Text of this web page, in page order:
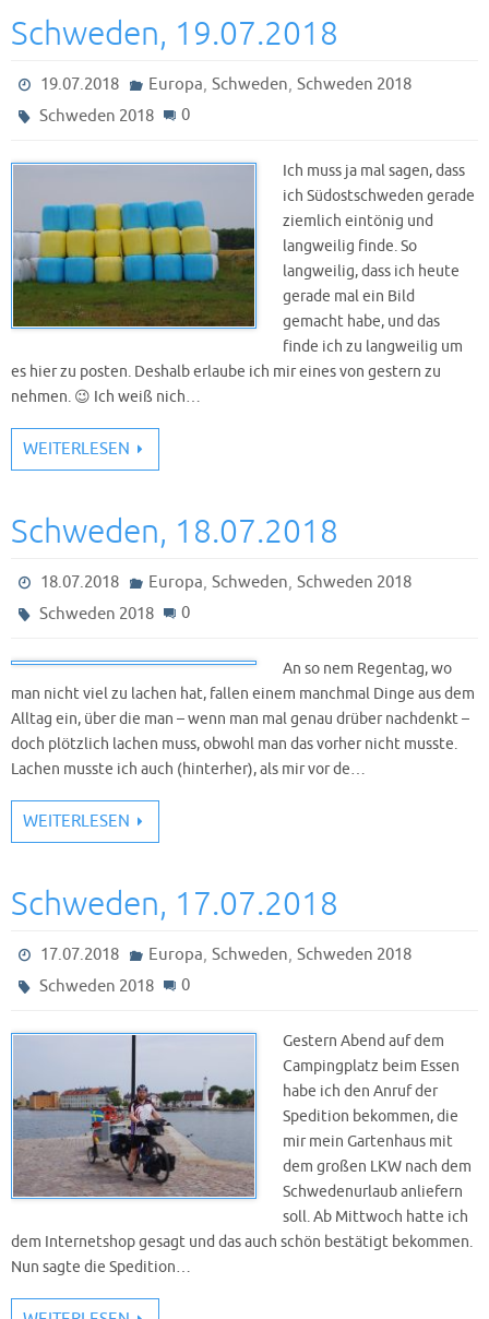
Schweden, 19.07.2018
19.07.2018 Europa, Schweden, Schweden 2018
Schweden 2018
0
Ich muss ja mal sagen, dass
ich Südostschweden gerade
ziemlich eintönig und
langweilig finde. So
langweilig, dass ich heute
gerade mal ein Bild
gemacht habe, und das
finde ich zu langweilig um
es hier zu posten. Deshalb erlaube ich mir eines von gestern zu
nehmen. 😉 Ich weiß nich…
WEITERLESEN
Schweden, 18.07.2018
18.07.2018 Europa, Schweden, Schweden 2018
Schweden 2018
0
An so nem Regentag, wo
man nicht viel zu lachen hat, fallen einem manchmal Dinge aus dem
Alltag ein, über die man – wenn man mal genau drüber nachdenkt –
doch plötzlich lachen muss, obwohl man das vorher nicht musste.
Lachen musste ich auch (hinterher), als mir vor de…
WEITERLESEN
Schweden, 17.07.2018
17.07.2018 Europa, Schweden, Schweden 2018
Schweden 2018
0
Gestern Abend auf dem
Campingplatz beim Essen
habe ich den Anruf der
Spedition bekommen, die
mir mein Gartenhaus mit
dem großen LKW nach dem
Schwedenurlaub anliefern
soll. Ab Mittwoch hatte ich
dem Internetshop gesagt und das auch schön bestätigt bekommen.
Nun sagte die Spedition…